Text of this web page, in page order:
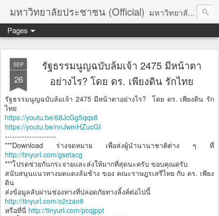
มหาวิทยาลัยประชาชน (Official) มหาวิทยาลัยประชาชน เพื่อการปฏิวัติประชาชนโดยสันติ Truths :: Peace :: Revolution :: Universal Human Rights :: Democracy (TPRUD)
Pages
SEP
26
รัฐธรรมนูญฉบับล้มเจ้า 2475 มีหน้าตา
อย่างไร? โดย ดร. เพียงดิน รักไทย
รัฐธรรมนูญฉบับล้มเจ้า 2475 มีหน้าตาอย่างไร? โดย ดร. เพียงดิน รัก
ไทย
https://youtu.be/68JcGg5qqs8
https://youtu.be/nnJwmHZucGI
---------------------
***Download ร่างจดหมาย เพื่อส่งผู้นำนานาชาติต่าง ๆ ที่
http://tinyurl.com/gsetacg
***โปรดช่วยกันกระจายและส่งให้มากที่สุดนะครับ ขอบคุณครับ
สนับสนุนแนวทางมดแดงล้มช้าง ของ คณะราษฎรเสรีไทย กับ ดร. เพียง
ดิน
ส่งข้อมูลลับผ่านช่องทางที่ปลอดภัยทางลิ้งค์ต่อไปนี้
http://tinyurl.com/o2rzao8
หรือที่นี่ http://tinyurl.com/pcqjppt